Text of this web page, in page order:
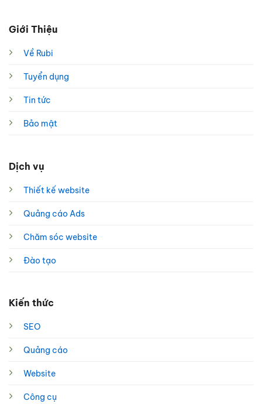
Giới Thiệu
Về Rubi
Tuyển dụng
Tin tức
Bảo mật
Dịch vụ
Thiết kế website
Quảng cáo Ads
Chăm sóc website
Đào tạo
Kiến thức
SEO
Quảng cáo
Website
Công cụ